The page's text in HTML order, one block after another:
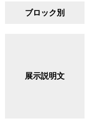
ブロック別
展示説明文